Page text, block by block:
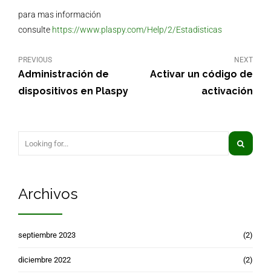
para mas información
consulte https://www.plaspy.com/Help/2/Estadisticas
PREVIOUS
Administración de
dispositivos en Plaspy
NEXT
Activar un código de
activación
Archivos
septiembre 2023 (2)
diciembre 2022 (2)